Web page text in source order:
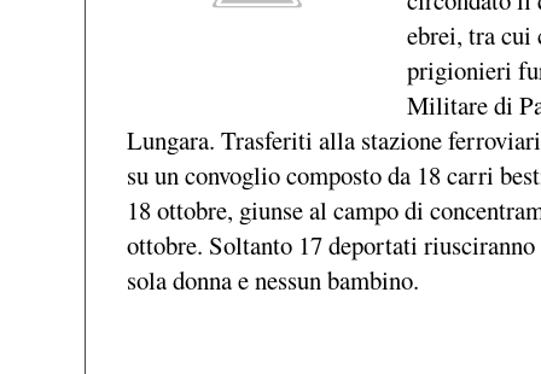
ebrei, tra cui
prigionieri
Militare di
Lungara. Trasferiti alla stazione
su un convoglio composto da 18 carri
18 ottobre, giunse al campo di
ottobre. Soltanto 17 deportati
sola donna e nessun bambino.